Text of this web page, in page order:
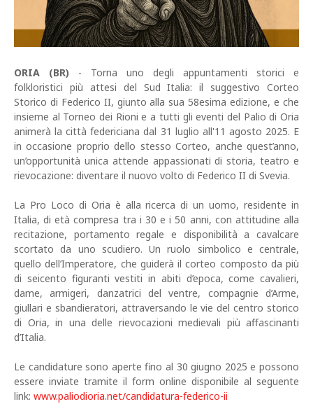
ORIA (BR) - Torna uno degli appuntamenti storici e
folkloristici più attesi del Sud Italia: il suggestivo Corteo
Storico di Federico II, giunto alla sua 58esima edizione, e che
insieme al Torneo dei Rioni e a tutti gli eventi del Palio di Oria
animerà la città federiciana dal 31 luglio all'11 agosto 2025. E
in occasione proprio dello stesso Corteo, anche quest’anno,
un’opportunità unica attende appassionati di storia, teatro e
rievocazione: diventare il nuovo volto di Federico II di Svevia.
La Pro Loco di Oria è alla ricerca di un uomo, residente in
Italia, di età compresa tra i 30 e i 50 anni, con attitudine alla
recitazione, portamento regale e disponibilità a cavalcare
scortato da uno scudiero. Un ruolo simbolico e centrale,
quello dell’Imperatore, che guiderà il corteo composto da più
di seicento figuranti vestiti in abiti d’epoca, come cavalieri,
dame, armigeri, danzatrici del ventre, compagnie d’Arme,
giullari e sbandieratori, attraversando le vie del centro storico
di Oria, in una delle rievocazioni medievali più affascinanti
d’Italia.
Le candidature sono aperte fino al 30 giugno 2025 e possono
essere inviate tramite il form online disponibile al seguente
link: www.paliodioria.net/candidatura-federico-ii